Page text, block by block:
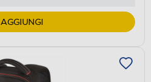
AGGIUNGI